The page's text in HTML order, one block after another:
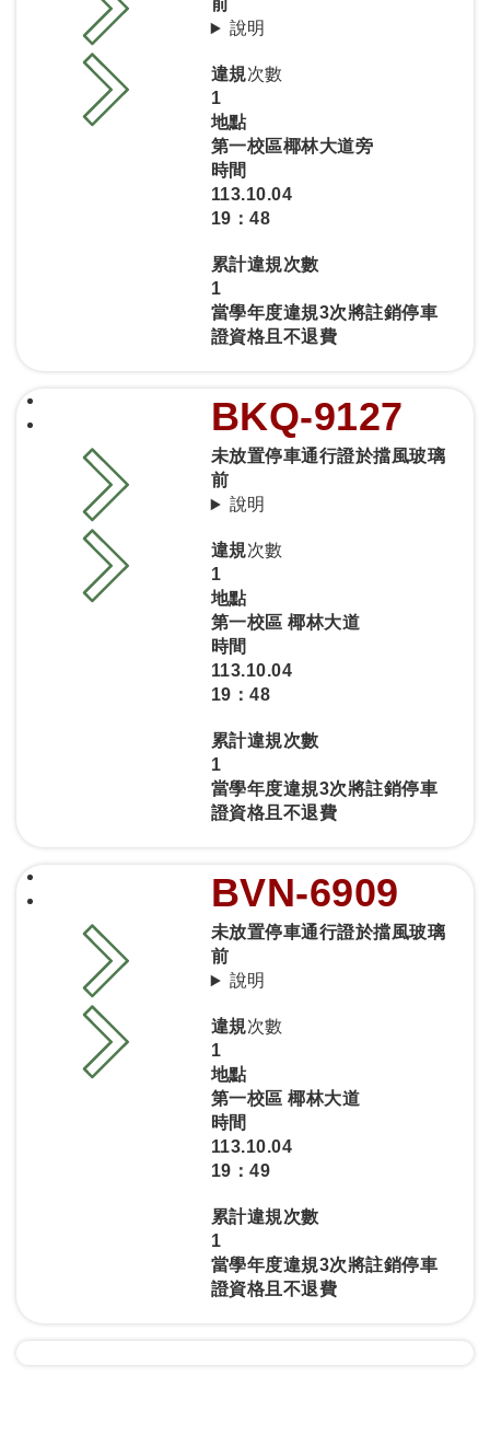
前
說明
違規次數
1
地點
第一校區椰林大道旁
時間
113.10.04
19：48
累計違規次數
1
當學年度違規3次將註銷停車
證資格且不退費
BKQ-9127
未放置停車通行證於擋風玻璃
前
說明
違規次數
1
地點
第一校區 椰林大道
時間
113.10.04
19：48
累計違規次數
1
當學年度違規3次將註銷停車
證資格且不退費
BVN-6909
未放置停車通行證於擋風玻璃
前
說明
違規次數
1
地點
第一校區 椰林大道
時間
113.10.04
19：49
累計違規次數
1
當學年度違規3次將註銷停車
證資格且不退費